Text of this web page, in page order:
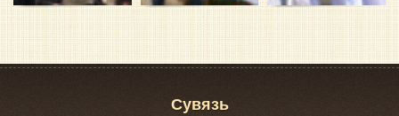
Сувязь